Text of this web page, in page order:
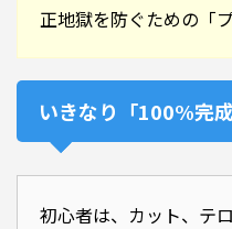
正地獄を防ぐための「
いきなり「100%完
初心者は、カット、テ